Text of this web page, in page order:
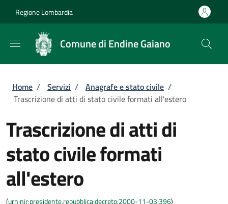
Regione Lombardia
Comune di Endine Gaiano
Briciole di pane
Home / Servizi / Anagrafe e stato civile /
Trascrizione di atti di stato civile formati all'estero
Trascrizione di atti di
stato civile formati
all'estero
(urn:nir:presidente.repubblica:decreto:2000-11-03;396)